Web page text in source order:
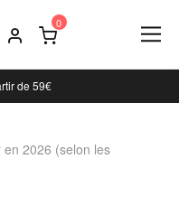
de 59€
2026 (selon les